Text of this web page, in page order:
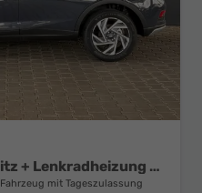
Comfort Plus 1.2 MPI / Sitz + Lenkradheizung PDC V&H Kamera LED Tempomat Keyless Alu 16"
Fahrzeug mit Tageszulassung